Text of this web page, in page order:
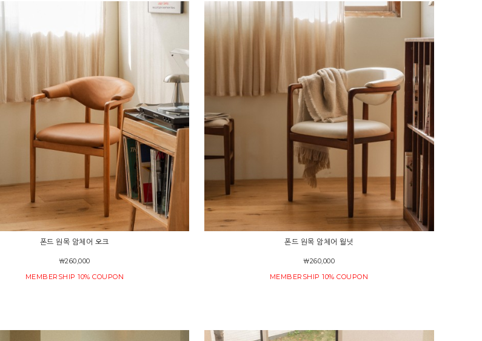
폰드 원목 암체어 오크
￦260,000
MEMBERSHIP 10% COUPON
폰드 원목 암체어 월넛
￦260,000
MEMBERSHIP 10% COUPON